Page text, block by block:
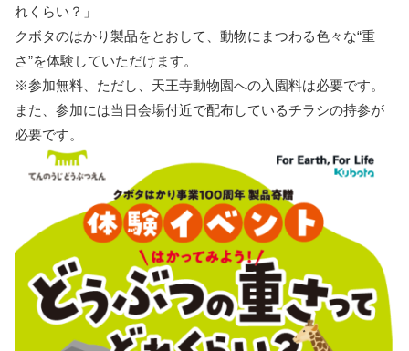
れくらい？」
クボタのはかり製品をとおして、動物にまつわる色々な“重
さ”を体験していただけます。
※参加無料、ただし、天王寺動物園への入園料は必要です。
また、参加には当日会場付近で配布しているチラシの持参が
必要です。